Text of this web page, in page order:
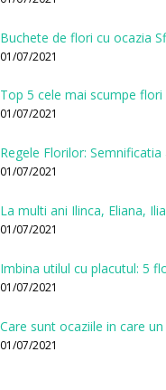
01/07/2021
Top 5 cele mai scumpe flori
01/07/2021
01/07/2021
01/07/2021
01/07/2021
01/07/2021